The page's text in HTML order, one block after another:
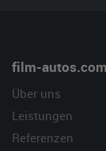
film-autos.com
Über uns
Leistungen
Referenzen